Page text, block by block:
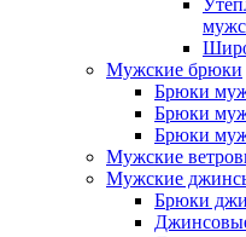
Мужские брюки
Брюки
Брюки
Брюки
Мужские
Мужские
Брюки